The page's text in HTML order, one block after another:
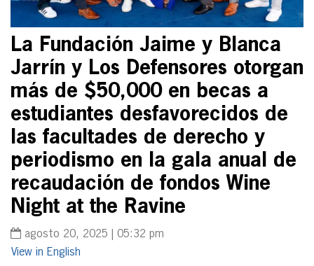
La Fundación Jaime y Blanca
Jarrín y Los Defensores otorgan
más de $50,000 en becas a
estudiantes desfavorecidos de
las facultades de derecho y
periodismo en la gala anual de
recaudación de fondos Wine
Night at the Ravine
agosto 20, 2025 | 05:32 pm
English